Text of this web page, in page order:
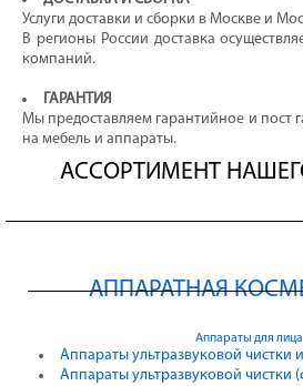
Услуги доставки и сборки в Москве и
В регионы России доставка
компаний.
ГАРАНТИЯ
Мы предоставляем гарантийное и пост
на мебель и аппараты.
АССОРТИМЕНТ
АППАРАТНАЯ
Аппараты для лица
Аппараты ультразвуковой чистки
Аппараты ультразвуковой чистки